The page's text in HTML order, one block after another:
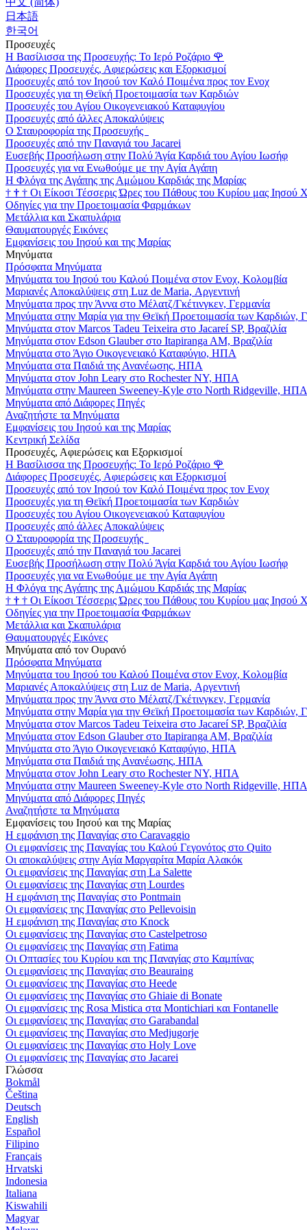
日本語
한국어
Προσευχές
Η Βασίλισσα της Προσευχής: Το Ιερό Ροζάριο 🌹
Διάφορες Προσευχές, Αφιερώσεις και Εξορκισμοί
Προσευχές από τον Ιησού τον Καλό Ποιμένα προς τον Ενοχ
Προσευχές για τη Θεϊκή Προετοιμασία των Καρδιών
Προσευχές του Αγίου Οικογενειακού Καταφυγίου
Προσευχές από άλλες Αποκαλύψεις
Ο Σταυροφορία της Προσευχής
Προσευχές από την Παναγιά του Jacarei
Ευσεβής Προσήλωση στην Πολύ Άγία Καρδιά του Αγίου Ιωσήφ
Προσευχές για να Ενωθούμε με την Αγία Αγάπη
Η Φλόγα της Αγάπης της Αμώμου Καρδιάς της Μαρίας
† † † Οι Είκοσι Τέσσερις Ώρες του Πάθους του Κυρίου μας Ιησού
Οδηγίες για την Προετοιμασία Φαρμάκων
Μετάλλια και Σκαπυλάρια
Θαυματουργές Εικόνες
Εμφανίσεις του Ιησού και της Μαρίας
Μηνύματα
Πρόσφατα Μηνύματα
Μηνύματα του Ιησού του Καλού Ποιμένα στον Ενοχ, Κολομβία
Μαριανές Αποκαλύψεις στη Luz de Maria, Αργεντινή
Μηνύματα προς την Άννα στο Μέλατζ/Γκέτινγκεν, Γερμανία
Μηνύματα στην Μαρία για την Θεϊκή Προετοιμασία των Καρδιών,
Μηνύματα στον Marcos Tadeu Teixeira στο Jacareí SP, Βραζιλία
Μηνύματα στον Edson Glauber στο Itapiranga AM, Βραζιλία
Μηνύματα στο Άγιο Οικογενειακό Καταφύγιο, ΗΠΑ
Μηνύματα στα Παιδιά της Ανανέωσης, ΗΠΑ
Μηνύματα στον John Leary στο Rochester NY, ΗΠΑ
Μηνύματα στην Maureen Sweeney-Kyle στο North Ridgeville, ΗΠΑ
Μηνύματα από Διάφορες Πηγές
Αναζητήστε τα Μηνύματα
Εμφανίσεις του Ιησού και της Μαρίας
Κεντρική Σελίδα
Προσευχές, Αφιερώσεις και Εξορκισμοί
Η Βασίλισσα της Προσευχής: Το Ιερό Ροζάριο 🌹
Διάφορες Προσευχές, Αφιερώσεις και Εξορκισμοί
Προσευχές από τον Ιησού τον Καλό Ποιμένα προς τον Ενοχ
Προσευχές για τη Θεϊκή Προετοιμασία των Καρδιών
Προσευχές του Αγίου Οικογενειακού Καταφυγίου
Προσευχές από άλλες Αποκαλύψεις
Ο Σταυροφορία της Προσευχής
Προσευχές από την Παναγιά του Jacarei
Ευσεβής Προσήλωση στην Πολύ Άγία Καρδιά του Αγίου Ιωσήφ
Προσευχές για να Ενωθούμε με την Αγία Αγάπη
Η Φλόγα της Αγάπης της Αμώμου Καρδιάς της Μαρίας
† † † Οι Είκοσι Τέσσερις Ώρες του Πάθους του Κυρίου μας Ιησού
Οδηγίες για την Προετοιμασία Φαρμάκων
Μετάλλια και Σκαπυλάρια
Θαυματουργές Εικόνες
Μηνύματα από τον Ουρανό
Πρόσφατα Μηνύματα
Μηνύματα του Ιησού του Καλού Ποιμένα στον Ενοχ, Κολομβία
Μαριανές Αποκαλύψεις στη Luz de Maria, Αργεντινή
Μηνύματα προς την Άννα στο Μέλατζ/Γκέτινγκεν, Γερμανία
Μηνύματα στην Μαρία για την Θεϊκή Προετοιμασία των Καρδιών,
Μηνύματα στον Marcos Tadeu Teixeira στο Jacareí SP, Βραζιλία
Μηνύματα στον Edson Glauber στο Itapiranga AM, Βραζιλία
Μηνύματα στο Άγιο Οικογενειακό Καταφύγιο, ΗΠΑ
Μηνύματα στα Παιδιά της Ανανέωσης, ΗΠΑ
Μηνύματα στον John Leary στο Rochester NY, ΗΠΑ
Μηνύματα στην Maureen Sweeney-Kyle στο North Ridgeville, ΗΠΑ
Μηνύματα από Διάφορες Πηγές
Αναζητήστε τα Μηνύματα
Εμφανίσεις του Ιησού και της Μαρίας
Η εμφάνιση της Παναγίας στο Caravaggio
Οι εμφανίσεις της Παναγίας του Καλού Γεγονότος στο Quito
Οι αποκαλύψεις στην Αγία Μαργαρίτα Μαρία Αλακόκ
Οι εμφανίσεις της Παναγίας στη La Salette
Οι εμφανίσεις της Παναγίας στη Lourdes
Η εμφάνιση της Παναγίας στο Pontmain
Οι εμφανίσεις της Παναγίας στο Pellevoisin
Η εμφάνιση της Παναγίας στο Knock
Οι εμφανίσεις της Παναγίας στο Castelpetroso
Οι εμφανίσεις της Παναγίας στη Fatima
Οι Οπτασίες του Κυρίου και της Παναγίας στο Καμπίνας
Οι εμφανίσεις της Παναγίας στο Beauraing
Οι εμφανίσεις της Παναγίας στο Heede
Οι εμφανίσεις της Παναγίας στο Ghiaie di Bonate
Οι εμφανίσεις της Rosa Mistica στα Montichiari και Fontanelle
Οι εμφανίσεις της Παναγίας στο Garabandal
Οι εμφανίσεις της Παναγίας στο Medjugorje
Οι εμφανίσεις της Παναγίας στο Holy Love
Οι εμφανίσεις της Παναγίας στο Jacarei
Γλώσσα
Bokmål
Čeština
Deutsch
English
Español
Filipino
Français
Hrvatski
Indonesia
Italiana
Kiswahili
Magyar